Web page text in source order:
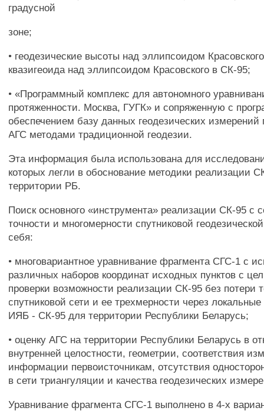
градусной
зоне;
• геодезические высоты над эллипсоидом
квазигеоида над эллипсоидом Красовского в СК-95;
• «Программный комплекс для автономного
протяженности. Москва, ГУГК» и сопряженную с
обеспечением базу данных геодезических измерений
АГС методами традиционной геодезии.
Эта информация была использована для
которых легли в обоснование методики реализации
территории РБ.
Поиск основного «инструмента» реализации СК-95 с
точности и многомерности спутниковой
себя:
• многовариантное уравнивание фрагмента СГС-1 с
различных наборов координат исходных пунктов с
проверки возможности реализации СК-95 без потери
спутниковой сети и ее трехмерности через
ИЯБ - СК-95 для территории Республики Беларусь;
• оценку АГС на территории Республики Беларусь в
внутренней целостности, геометрии, соответствия
информации первоисточникам, отсутствия
в сети триангуляции и качества геодезических
Уравнивание фрагмента СГС-1 выполнено в 4-х